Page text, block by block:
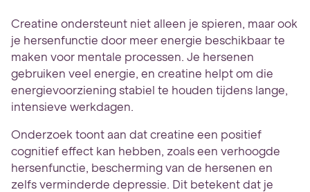
Creatine ondersteunt niet alleen je spieren, maar ook
je hersenfunctie door meer energie beschikbaar te
maken voor mentale processen. Je hersenen
gebruiken veel energie, en creatine helpt om die
energievoorziening stabiel te houden tijdens lange,
intensieve werkdagen.
Onderzoek toont aan dat creatine een positief
cognitief effect kan hebben, zoals een verhoogde
hersenfunctie, bescherming van de hersenen en
zelfs verminderde depressie. Dit betekent dat je